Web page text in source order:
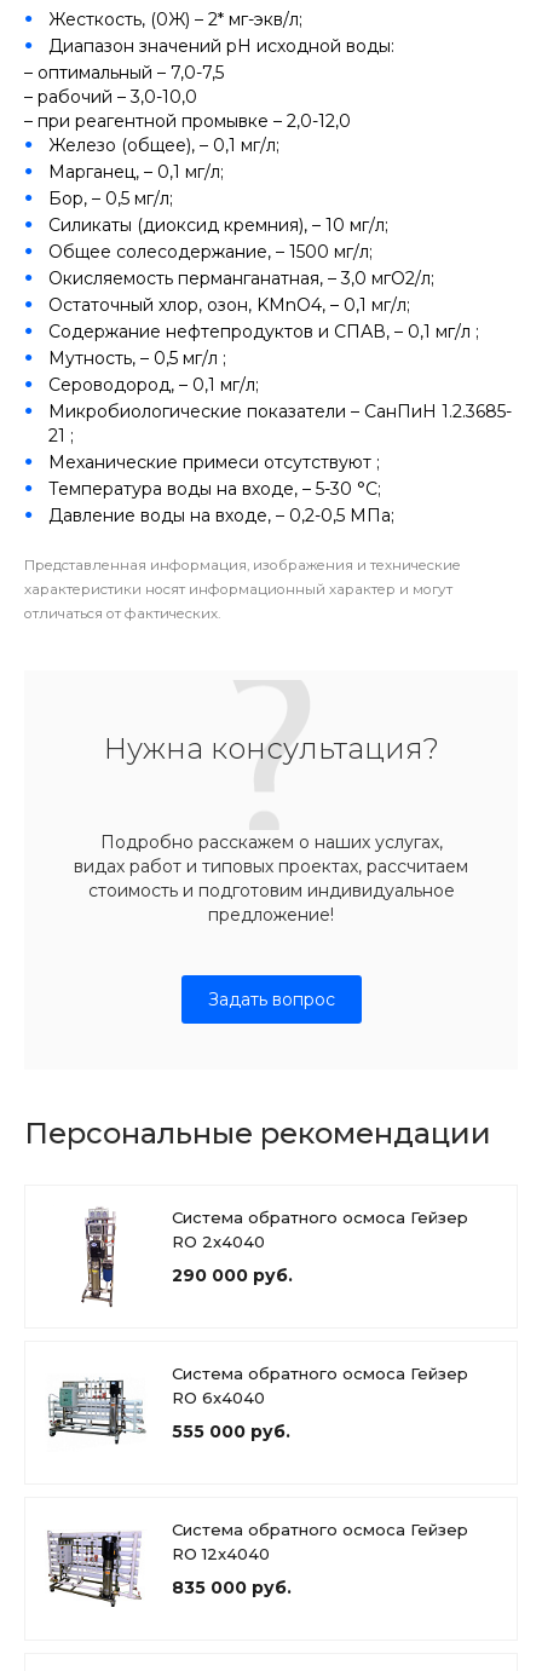
Жесткость, (0Ж) – 2* мг-экв/л;
Диапазон значений рН исходной воды:
– оптимальный – 7,0-7,5
– рабочий – 3,0-10,0
– при реагентной промывке – 2,0-12,0
Железо (общее), – 0,1 мг/л;
Марганец, – 0,1 мг/л;
Бор, – 0,5 мг/л;
Силикаты (диоксид кремния), – 10 мг/л;
Общее солесодержание, – 1500 мг/л;
Окисляемость перманганатная, – 3,0 мгO2/л;
Остаточный хлор, озон, KMnO4, – 0,1 мг/л;
Содержание нефтепродуктов и СПАВ, – 0,1 мг/л ;
Мутность, – 0,5 мг/л ;
Сероводород, – 0,1 мг/л;
Микробиологические показатели – СанПиН 1.2.3685-
21 ;
Механические примеси отсутствуют ;
Температура воды на входе, – 5-30 °С;
Давление воды на входе, – 0,2-0,5 МПа;
Представленная информация, изображения и технические
характеристики носят информационный характер и могут
отличаться от фактических.
Нужна консультация?
Подробно расскажем о наших услугах,
видах работ и типовых проектах, рассчитаем
стоимость и подготовим индивидуальное
предложение!
Задать вопрос
Персональные рекомендации
Система обратного осмоса Гейзер
RO 2x4040
290 000 руб.
Система обратного осмоса Гейзер
RO 6x4040
555 000 руб.
Система обратного осмоса Гейзер
RO 12x4040
835 000 руб.